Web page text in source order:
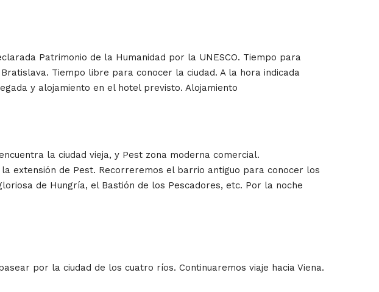
Patrimonio de la Humanidad por la UNESCO. Tiempo para
Tiempo libre para conocer la ciudad. A la hora indicada
y alojamiento en el hotel previsto. Alojamiento
la ciudad vieja, y Pest zona moderna comercial.
extensión de Pest. Recorreremos el barrio antiguo para conocer los
de Hungría, el Bastión de los Pescadores, etc. Por la noche
por la ciudad de los cuatro ríos. Continuaremos viaje hacia Viena.